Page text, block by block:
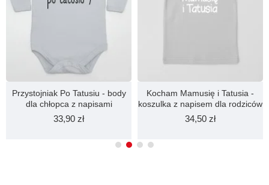
Przystojniak Po Tatusiu - body
dla chłopca z napisami
33,90 zł
Kocham Mamusię i Tatusia -
koszulka z napisem dla rodziców
34,50 zł